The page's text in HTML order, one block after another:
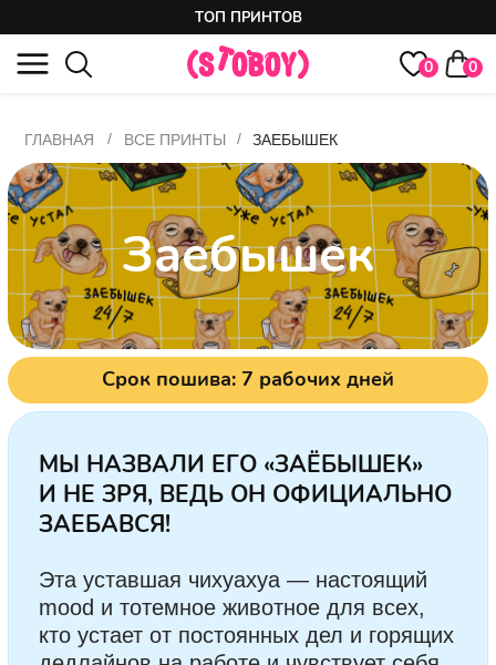
0
0
ТОП ПРИНТОВ
Заебышек
Срок пошива: 7 рабочих дней
Эта уставшая чихуахуа — настоящий
кто устает от постоянных дел и горящих
дедлайнов на работе и чувствует себя
уставшим, даже после сна…
МЫ НАЗВАЛИ ЕГО «ЗАЁБЫШЕК»
И НЕ ЗРЯ, ВЕДЬ ОН ОФИЦИАЛЬНО
ЗАЕБАВСЯ!